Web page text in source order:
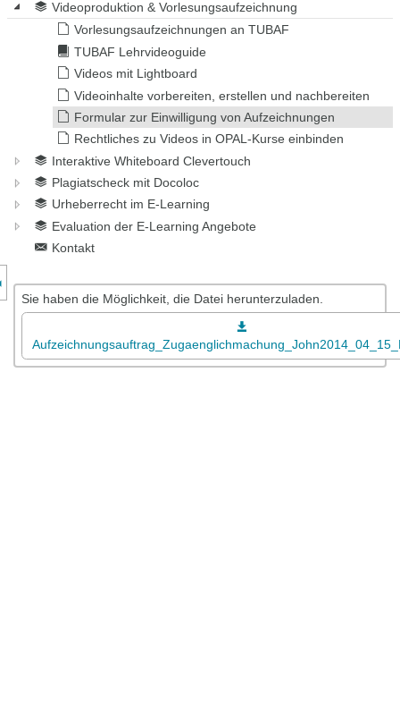
Videoproduktion & Vorlesungsaufzeichnung
Vorlesungsaufzeichnungen an TUBAF
TUBAF Lehrvideoguide
Videos mit Lightboard
Videoinhalte vorbereiten, erstellen und nachbereiten
Formular zur Einwilligung von Aufzeichnungen
Rechtliches zu Videos in OPAL-Kurse einbinden
Interaktive Whiteboard Clevertouch
Plagiatscheck mit Docoloc
Urheberrecht im E-Learning
Evaluation der E-Learning Angebote
Kontakt
des Kursmenüs
Sie haben die Möglichkeit, die Datei herunterzuladen.